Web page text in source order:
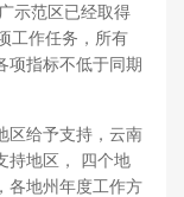
示范区已经取得
工作任务，所有
项指标不低于同期
区给予支持，云南
持地区， 四个地
各地州年度工作方